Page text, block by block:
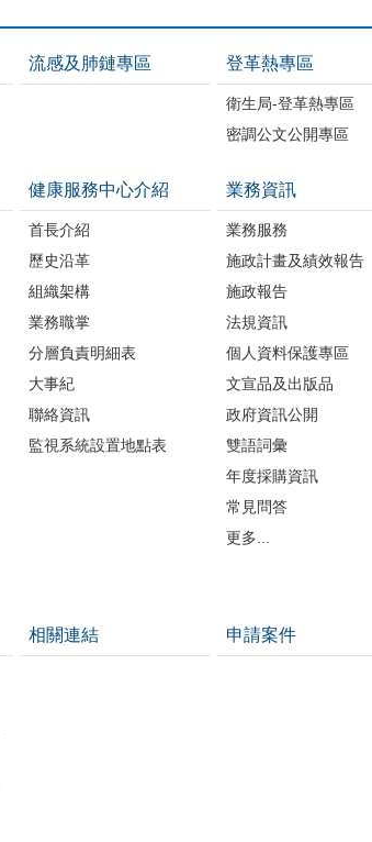
流感及肺鏈專區 登革熱專區
衛生局-登革熱專區
密調公文公開專區
健康服務中心介紹
首長介紹
歷史沿革
組織架構
業務職掌
分層負責明細表
大事紀
聯絡資訊
監視系統設置地點表
業務資訊
業務服務
施政計畫及績效報告
施政報告
法規資訊
個人資料保護專區
文宣品及出版品
政府資訊公開
雙語詞彙
年度採購資訊
常見問答
更多...
相關連結 申請案件